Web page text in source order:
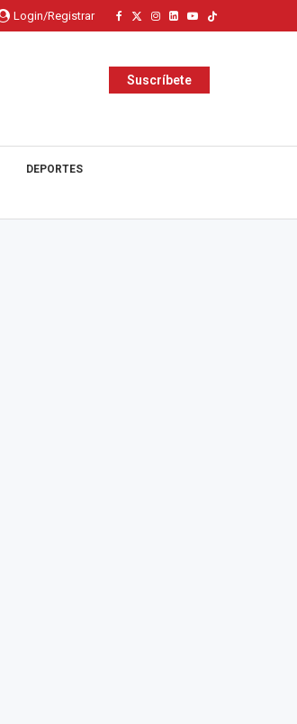
Login/Registrar
Suscríbete
DEPORTES